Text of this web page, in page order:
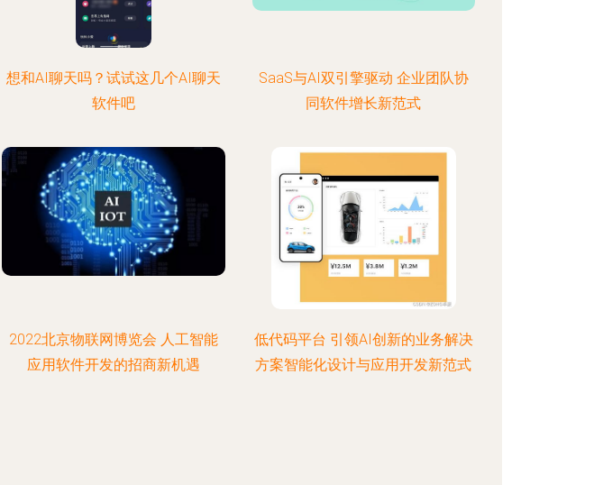
想和AI聊天吗？试试这几个AI聊天
软件吧
SaaS与AI双引擎驱动 企业团队协
同软件增长新范式
2022北京物联网博览会 人工智能
应用软件开发的招商新机遇
低代码平台 引领AI创新的业务解决
方案智能化设计与应用开发新范式